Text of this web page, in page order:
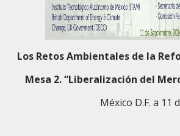
Los Retos Ambientales de la
Mesa 2. “Liberalización del
México D.F. a 11